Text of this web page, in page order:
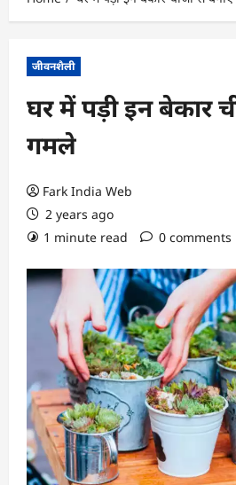
जीवनशैली
घर में पड़ी इन बेकार
गमले
Fark India Web
2 years ago
1 minute read
0 comments